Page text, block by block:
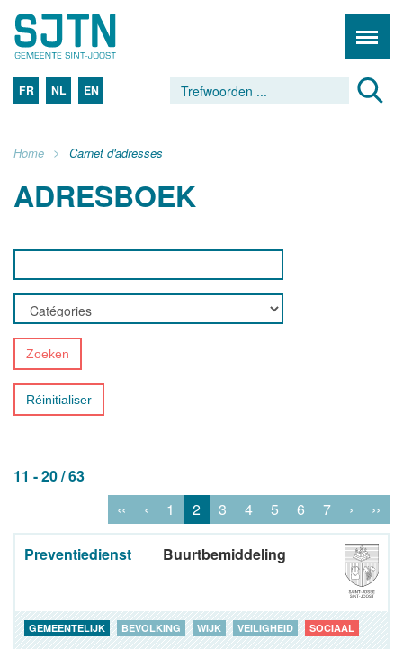
FR NL EN
Home Carnet d'adresses
ADRESBOEK
Zoeken
Réinitialiser
11 - 20 / 63
‹‹
‹ 1 2 3 4 5 6 7 › ››
Preventiedienst Buurtbemiddeling
GEMEENTELIJK BEVOLKING WIJK VEILIGHEID SOCIAAL